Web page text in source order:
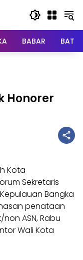
BABAR
Honorer
Kota
Sekretaris
Bangka
penataan
ASN, Rabu
Wali Kota